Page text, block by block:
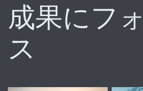
成果にフ
ス